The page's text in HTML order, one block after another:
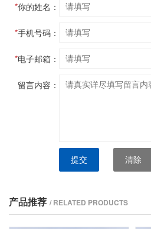
*你的姓名：
*手机号码：
*电子邮箱：
留言内容：
提交 清除
产品推荐 / RELATED PRODUCTS